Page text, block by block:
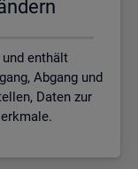
enthält
Abgang und
Daten zur